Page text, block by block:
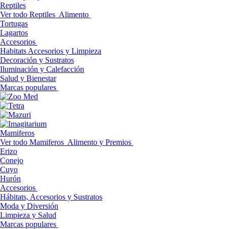
Reptiles
Ver todo Reptiles Alimento
Tortugas
Lagartos
Accesorios
Habitats Accesorios y Limpieza
Decoración y Sustratos
Iluminación y Calefacción
Salud y Bienestar
Marcas populares
Mamiferos
Ver todo Mamiferos Alimento y Premios
Erizo
Conejo
Cuyo
Hurón
Accesorios
Hábitats, Accesorios y Sustratos
Moda y Diversión
Limpieza y Salud
Marcas populares